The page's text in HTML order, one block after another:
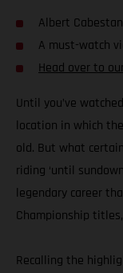
Albert
A must-watch
Head over to
Until you’ve
location in which
old. But what
riding ‘until
legendary career
Championship
Recalling the